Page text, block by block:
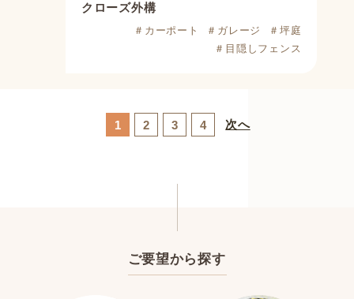
クローズ外構
＃カーポート ＃ガレージ
＃坪庭
＃目隠しフェンス
1 2 3 4 次へ
ご要望から探す